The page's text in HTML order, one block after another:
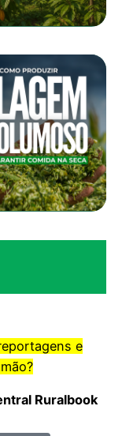
e
Ruralbook